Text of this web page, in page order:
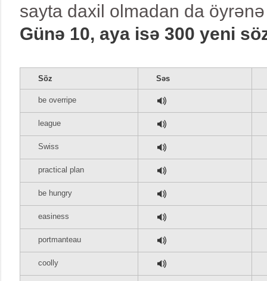
sayta daxil olmadan da
Günə 10, aya isə 300 yeni
Söz Səs
be overripe
league
Swiss
practical plan
be hungry
easiness
portmanteau
coolly